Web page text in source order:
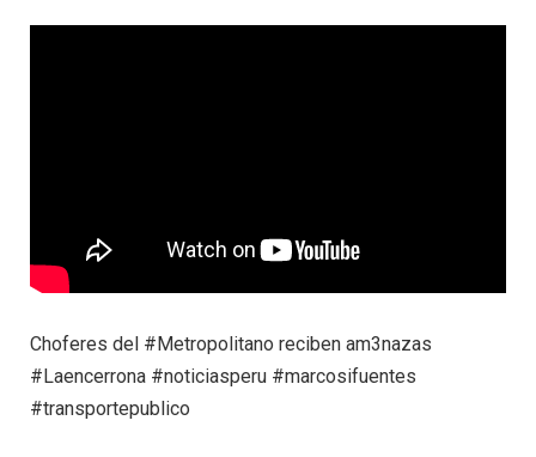
Choferes del #Metropolitano reciben am3nazas
#Laencerrona #noticiasperu #marcosifuentes
#transportepublico